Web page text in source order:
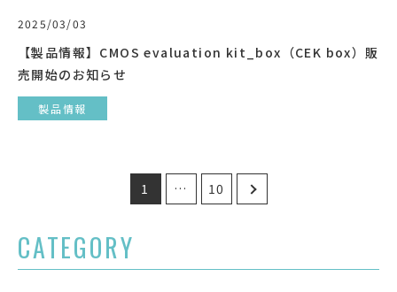
2025/03/03
【製品情報】CMOS evaluation kit_box（CEK box）販
売開始のお知らせ
製品情報
の
ペ
1 … 10
CATEGORY